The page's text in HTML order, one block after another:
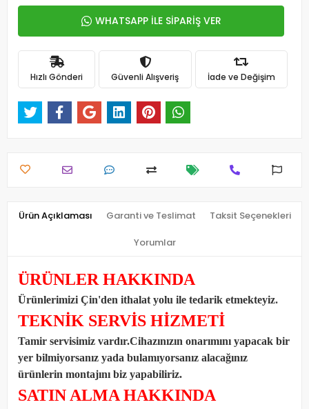
WHATSAPP İLE SİPARİŞ VER
Hızlı Gönderi Güvenli Alışveriş İade ve Değişim
Ürün Açıklaması Garanti ve Teslimat Taksit Seçenekleri
Yorumlar
ÜRÜNLER HAKKINDA
Ürünlerimizi Çin'den ithalat yolu ile tedarik etmekteyiz.
TEKNİK SERVİS HİZMETİ
Tamir servisimiz vardır.Cihazınızın onarımını yapacak bir
yer bilmiyorsanız yada bulamıyorsanız alacağınız
ürünlerin montajını biz yapabiliriz.
SATIN ALMA HAKKINDA